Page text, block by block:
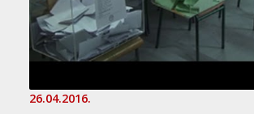
26.04.2016.